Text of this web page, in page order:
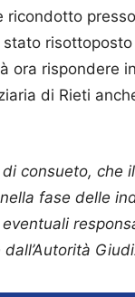
ricondotto
ora rispondere
di Rieti
consueto, che
fase delle